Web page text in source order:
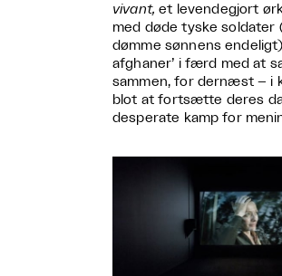
vivant, et levendegjort
med døde tyske soldater
dømme sønnens endeligt)
afghaner’ i færd med at
sammen, for dernæst – i
blot at fortsætte deres
desperate kamp for